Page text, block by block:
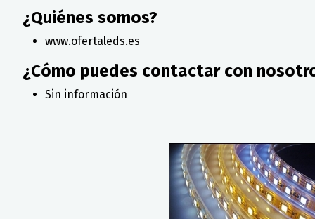
¿Quiénes somos?
www.ofertaleds.es
¿Cómo puedes contactar con
Sin información